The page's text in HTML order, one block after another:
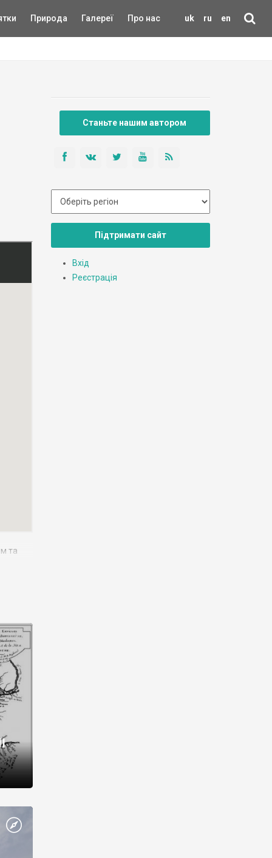
uk ru en
Природа Галереї Про нас
та
Станьте нашим автором
Підтримати сайт
Вхід
Реєстрація